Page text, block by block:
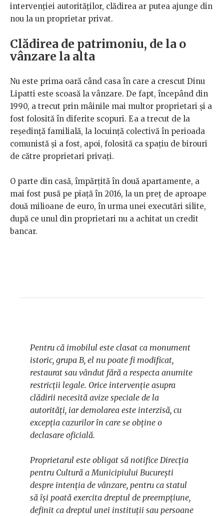
intervenției autorităților, clădirea ar putea ajunge din
nou la un proprietar privat.
Clădirea de patrimoniu, de la o
vânzare la alta
Nu este prima oară când casa în care a crescut Dinu
Lipatti este scoasă la vânzare. De fapt, începând din
1990, a trecut prin mâinile mai multor proprietari și a
fost folosită în diferite scopuri. Ea a trecut de la
reședință familială, la locuință colectivă în perioada
comunistă și a fost, apoi, folosită ca spațiu de birouri
de către proprietari privați.
O parte din casă, împărțită în două apartamente, a
mai fost pusă pe piață în 2016, la un preț de aproape
două milioane de euro, în urma unei executări silite,
după ce unul din proprietari nu a achitat un credit
bancar.
Pentru că imobilul este clasat ca monument
istoric, grupa B, el nu poate fi modificat,
restaurat sau vândut fără a respecta anumite
restricții legale. Orice intervenție asupra
clădirii necesită avize speciale de la
autorități, iar demolarea este interzisă, cu
excepția cazurilor în care se obține o
declasare oficială.
Proprietarul este obligat să notifice Direcția
pentru Cultură a Municipiului București
despre intenția de vânzare, pentru ca statul
să își poată exercita dreptul de preempțiune,
definit ca dreptul unei instituții sau persoane